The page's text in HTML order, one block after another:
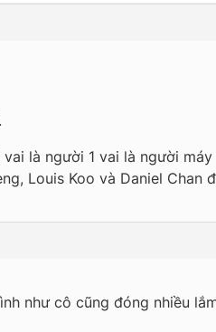
là người 1 vai là người
Louis Koo và Daniel Chan
như cô cũng đóng nhiều